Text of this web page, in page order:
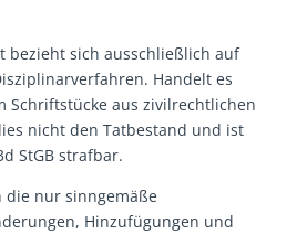
bezieht sich ausschließlich auf
Handelt es
Schriftstücke aus zivilrechtlichen
nicht den Tatbestand und ist
StGB strafbar.
nur sinngemäße
Hinzufügungen und